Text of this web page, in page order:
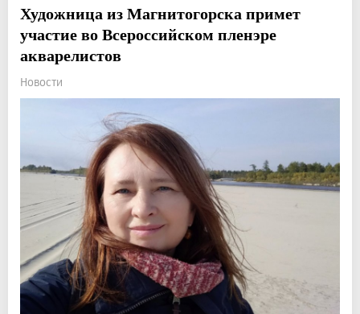
Художница из Магнитогорска примет
участие во Всероссийском пленэре
акварелистов
Новости